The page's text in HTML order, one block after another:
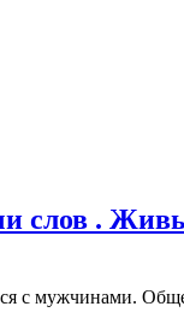
слов .
с мужчинами.